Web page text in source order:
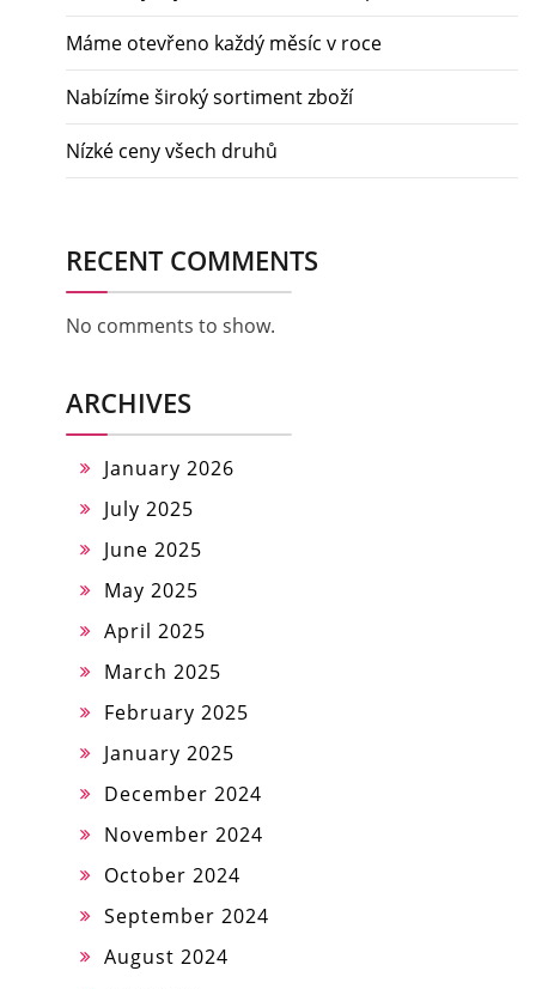
Máme otevřeno každý měsíc v roce
Nabízíme široký sortiment zboží
Nízké ceny všech druhů
RECENT COMMENTS
No comments to show.
ARCHIVES
January 2026
July 2025
June 2025
May 2025
April 2025
March 2025
February 2025
January 2025
December 2024
November 2024
October 2024
September 2024
August 2024